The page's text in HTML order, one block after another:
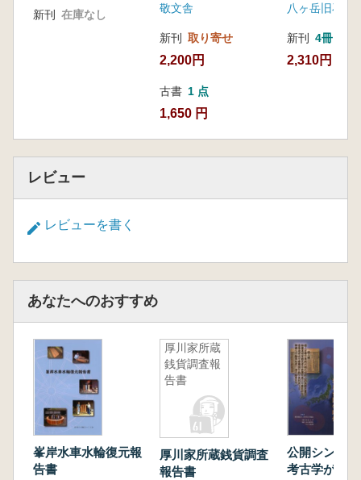
新刊 在庫なし
敬文舎
新刊 取り寄せ
2,200円
古書 1 点
1,650 円
新刊 4冊
2,310円
レビュー
レビューを書く
あなたへのおすすめ
峯岸水車水輪復元報
告書
厚川家所蔵
銭貨調査報
告書
厚川家所蔵銭貨調査
報告書
公開シンポ
考古学が解